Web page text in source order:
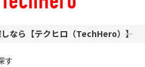
なら【テクヒロ（TechHero）】
す